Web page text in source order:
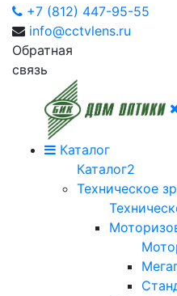
+7 (812) 447-95-55
info@cctvlens.ru
Обратная
связь
Каталог
Каталог2
Техническое